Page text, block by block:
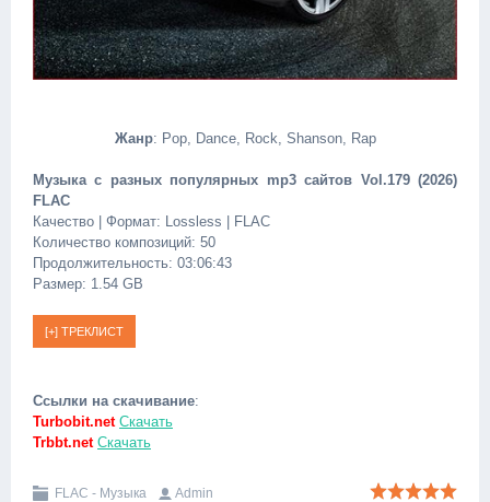
Жанр: Pop, Dance, Rock, Shanson, Rap
Музыка с разных популярных mp3 сайтов Vol.179 (2026)
FLAC
Качество | Формат: Lossless | FLAC
Количество композиций: 50
Продолжительность: 03:06:43
Размер: 1.54 GB
Ссылки на скачивание:
Turbobit.net Скачать
Trbbt.net Скачать
FLAC - Музыка
Admin